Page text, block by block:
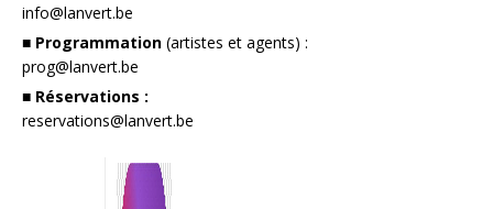
info@lanvert.be
■ Programmation (artistes et agents) :
prog@lanvert.be
■ Réservations :
reservations@lanvert.be